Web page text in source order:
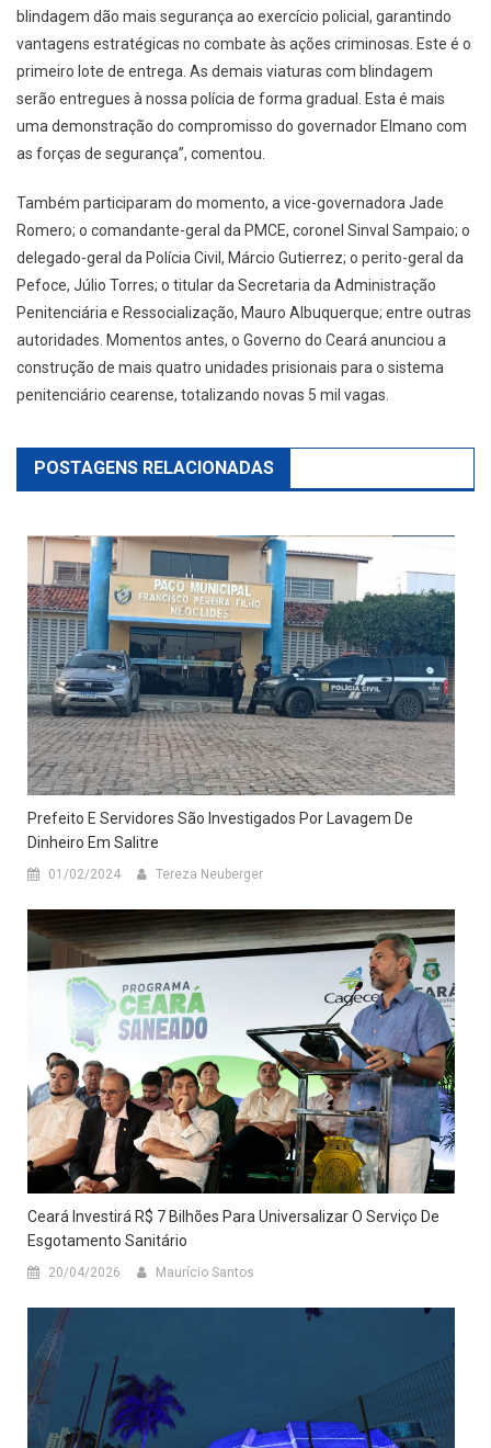
blindagem dão mais segurança ao exercício policial, garantindo
vantagens estratégicas no combate às ações criminosas. Este é o
primeiro lote de entrega. As demais viaturas com blindagem
serão entregues à nossa polícia de forma gradual. Esta é mais
uma demonstração do compromisso do governador Elmano com
as forças de segurança”, comentou.
Também participaram do momento, a vice-governadora Jade
Romero; o comandante-geral da PMCE, coronel Sinval Sampaio; o
delegado-geral da Polícia Civil, Márcio Gutierrez; o perito-geral da
Pefoce, Júlio Torres; o titular da Secretaria da Administração
Penitenciária e Ressocialização, Mauro Albuquerque; entre outras
autoridades. Momentos antes, o Governo do Ceará anunciou a
construção de mais quatro unidades prisionais para o sistema
penitenciário cearense, totalizando novas 5 mil vagas.
POSTAGENS RELACIONADAS
Prefeito E Servidores São Investigados Por Lavagem De
Dinheiro Em Salitre
01/02/2024 Tereza Neuberger
Ceará Investirá R$ 7 Bilhões Para Universalizar O Serviço De
Esgotamento Sanitário
20/04/2026 Maurício Santos